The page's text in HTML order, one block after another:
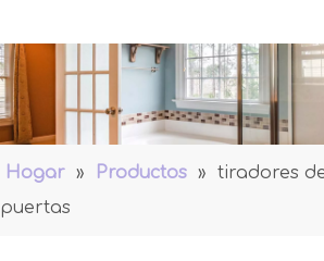
Hogar » Productos »
tiradores
puertas